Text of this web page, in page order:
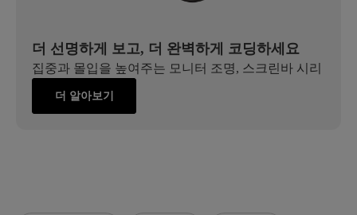
더 선명하게 보고, 더 완벽하게 코딩하세요
집중과 몰입을 높여주는 모니터 조명, 스크린바 시리
더 알아보기